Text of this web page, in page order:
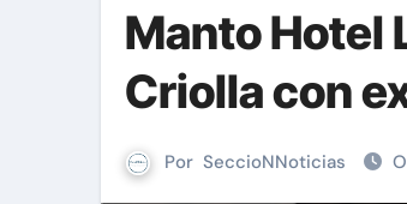
Manto Hotel
Criolla con
Por SeccioNNoticias